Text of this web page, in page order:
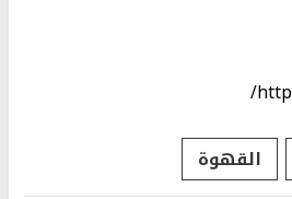
القهوة